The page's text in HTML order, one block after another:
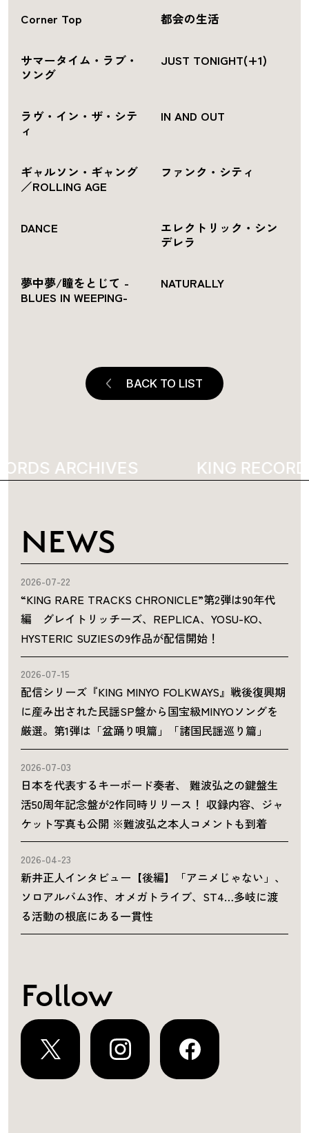
Corner Top 都会の生活
サマータイム・ラブ・
ソング
JUST TONIGHT(+1)
ラヴ・イン・ザ・シテ
ィ
IN AND OUT
ギャルソン・ギャング
／ROLLING AGE
ファンク・シティ
DANCE
エレクトリック・シン
デレラ
夢中夢/瞳をとじて -
BLUES IN WEEPING-
NATURALLY
BACK TO LIST
ARCHIVES KING
NEWS
2026-07-22
“KING RARE TRACKS CHRONICLE”第2弾は90年代
編 グレイトリッチーズ、REPLICA、YOSU-KO、
HYSTERIC SUZIESの9作品が配信開始！
2026-07-15
配信シリーズ『KING MINYO FOLKWAYS』戦後復興期
に産み出された民謡SP盤から国宝級MINYOソングを
厳選。第1弾は「盆踊り唄篇」「諸国民謡巡り篇」
2026-07-03
日本を代表するキーボード奏者、 難波弘之の鍵盤生
活50周年記念盤が2作同時リリース！ 収録内容、ジャ
ケット写真も公開 ※難波弘之本人コメントも到着
2026-04-23
新井正人インタビュー【後編】「アニメじゃない」、
ソロアルバム3作、オメガトライブ、ST4…多岐に渡
る活動の根底にある一貫性
Follow